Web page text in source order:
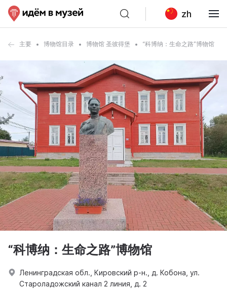
zh
主要 博物馆目录 博物馆 圣彼得堡 “科博纳：生命之路”博物馆
“科博纳：生命之路”博物馆
Ленинградская обл., Кировский р-н., д. Кобона, ул.
Староладожский канал 2 линия, д. 2